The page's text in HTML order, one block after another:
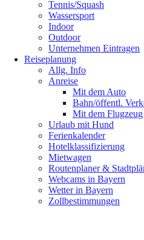
Tennis/Squash
Wassersport
Indoor
Outdoor
Unternehmen Eintragen
Reiseplanung
Allg. Info
Anreise
Mit dem Auto
Bahn/öffentl.
Mit dem Flugzeug
Urlaub mit Hund
Ferienkalender
Hotelklassifizierung
Mietwagen
Routenplaner &
Webcams in Bayern
Wetter in Bayern
Zollbestimmungen